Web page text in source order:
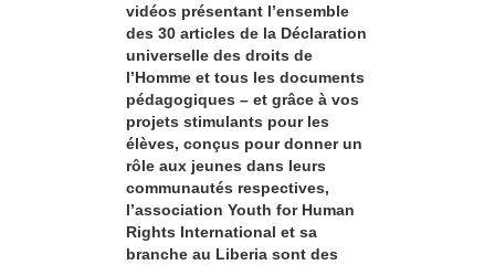
vidéos présentant l’ensemble
des 30 articles de la Déclaration
universelle des droits de
l’Homme et tous les documents
pédagogiques – et grâce à vos
projets stimulants pour les
élèves, conçus pour donner un
rôle aux jeunes dans leurs
communautés respectives,
l’association Youth for Human
Rights International et sa
branche au Liberia sont des